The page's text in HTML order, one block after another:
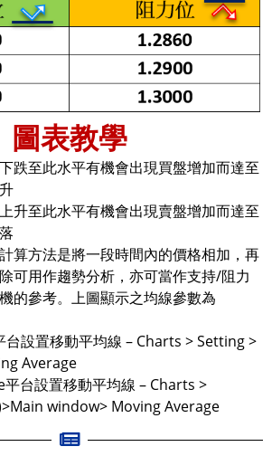
圖表教學
跌至此水平有機會出現買盤增加而達至
升至此水平有機會出現賣盤增加而達至
算方法是將一段時間內的價格相加，再
可用作趨勢分析，亦可當作支持/阻力
的參考。上圖顯示之均線參數為
台設置移動平均線 – Charts > Setting >
Average
台設置移動平均線 – Charts >
window> Moving Average